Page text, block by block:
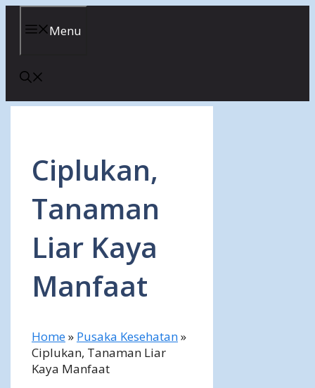
Menu
Ciplukan,
Tanaman
Liar Kaya
Manfaat
Home» Pusaka Kesehatan»
Ciplukan, Tanaman Liar
Kaya Manfaat